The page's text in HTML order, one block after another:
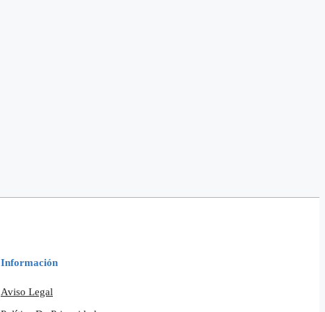
Información
Aviso Legal